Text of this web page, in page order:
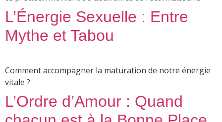
L’Énergie Sexuelle : Entre
Mythe et Tabou
Comment accompagner la maturation de notre énergie
vitale ?
L’Ordre d’Amour : Quand